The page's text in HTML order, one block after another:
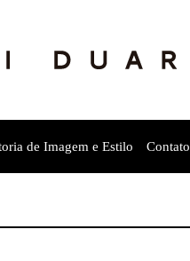
de Imagem e Estilo Contato